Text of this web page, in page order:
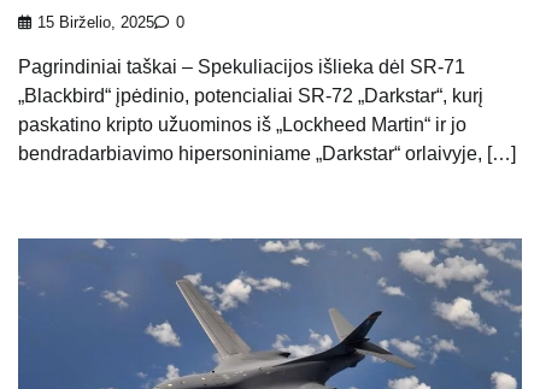
15 Birželio, 2025 0
Pagrindiniai taškai – Spekuliacijos išlieka dėl SR-71
„Blackbird“ įpėdinio, potencialiai SR-72 „Darkstar“, kurį
paskatino kripto užuominos iš „Lockheed Martin“ ir jo
bendradarbiavimo hipersoniniame „Darkstar“ orlaivyje, […]